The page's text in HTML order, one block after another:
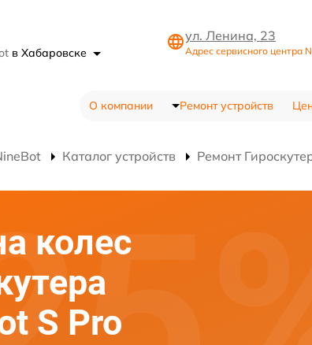
в Хабаровске
ул. Ленина, 23
Адрес сервисного центра
О компании Ремонт устройств
Каталог устройств Ремонт
колес
S Pro